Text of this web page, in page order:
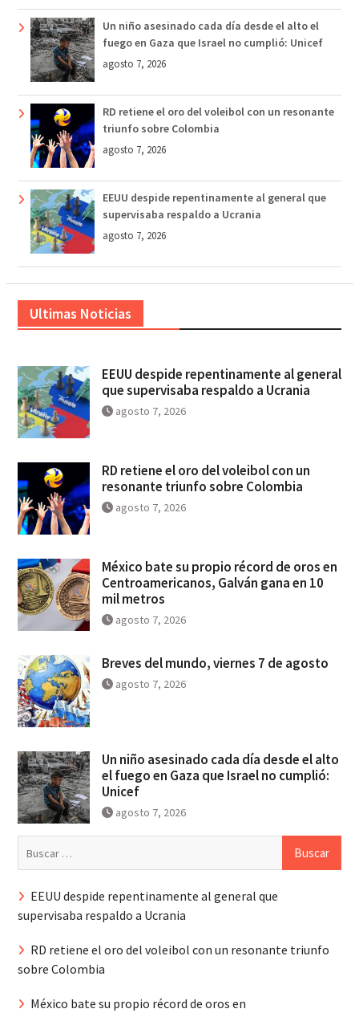
Un niño asesinado cada día desde el alto el
fuego en Gaza que Israel no cumplió: Unicef
agosto 7, 2026
RD retiene el oro del voleibol con un resonante
triunfo sobre Colombia
agosto 7, 2026
EEUU despide repentinamente al general que
supervisaba respaldo a Ucrania
agosto 7, 2026
Ultimas Noticias
EEUU despide repentinamente al general
que supervisaba respaldo a Ucrania
agosto 7, 2026
RD retiene el oro del voleibol con un
resonante triunfo sobre Colombia
agosto 7, 2026
México bate su propio récord de oros en
Centroamericanos, Galván gana en 10
mil metros
agosto 7, 2026
Breves del mundo, viernes 7 de agosto
agosto 7, 2026
Un niño asesinado cada día desde el alto
el fuego en Gaza que Israel no cumplió:
Unicef
agosto 7, 2026
EEUU despide repentinamente al general que
supervisaba respaldo a Ucrania
RD retiene el oro del voleibol con un resonante triunfo
sobre Colombia
México bate su propio récord de oros en